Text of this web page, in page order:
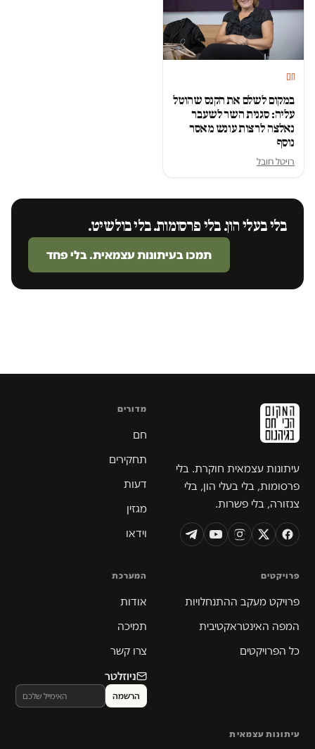
חם
במקום לשלם את הקנס שהוטל
עליה: סגנית השר לשעבר
נאלצה לרצות עונש מאסר
נוסף
רויטל חובל
בלי בעלי הון. בלי פרסומות. בלי בולשיט.
תמכו בעיתונות עצמאית. בלי פחד
עיתונות עצמאית חוקרת. בלי
פרסומות, בלי בעלי הון, בלי
צנזורה, בלי פשרות.
מדורים
חם
תחקירים
דעות
מגזין
וידאו
פרויקטים
פרויקט מעקב ההתנחלויות
המפה האינטראקטיבית
כל הפרויקטים
המערכת
אודות
תמיכה
צרו קשר
ניוזלטר
עיתונות עצמאית